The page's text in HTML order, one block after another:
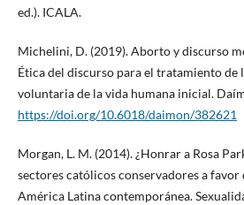
ed.). ICALA.
Michelini, D. (2019). Aborto y discurso
Ética del discurso para el tratamiento
voluntaria de la vida humana inicial.
https://doi.org/10.6018/daimon/382621
Morgan, L. M. (2014). ¿Honrar a Rosa
sectores católicos conservadores a favor
América Latina contemporánea.